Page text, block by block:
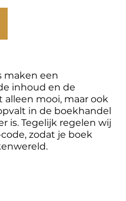
maken een
inhoud en de
alleen mooi, maar ook
in de boekhandel
is. Tegelijk regelen wij
zodat je boek